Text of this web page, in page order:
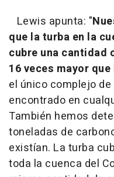
Lewis apunta: "
que la turba en la
cubre una cantidad
16 veces mayor
el único complejo
encontrado en
También hemos
toneladas de
existían. La turba
toda la cuenca del